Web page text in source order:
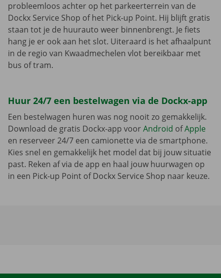
probleemloos achter op het parkeerterrein van de
Dockx Service Shop of het Pick-up Point. Hij blijft gratis
staan tot je de huurauto weer binnenbrengt. Je fiets
hang je er ook aan het slot. Uiteraard is het afhaalpunt
in de regio van Kwaadmechelen vlot bereikbaar met
bus of tram.
Huur 24/7 een bestelwagen via de Dockx-app
Een bestelwagen huren was nog nooit zo gemakkelijk.
Download de gratis Dockx-app voorAndroid ofApple
en reserveer 24/7 een camionette via de smartphone.
Kies snel en gemakkelijk het model dat bij jouw situatie
past. Reken af via de app en haal jouw huurwagen op
in een Pick-up Point of Dockx Service Shop naar keuze.